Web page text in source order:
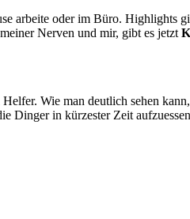
arbeite oder im Büro. Highlights
Nerven und mir, gibt es jetzt
Wie man deutlich sehen
Dinger in kürzester Zeit